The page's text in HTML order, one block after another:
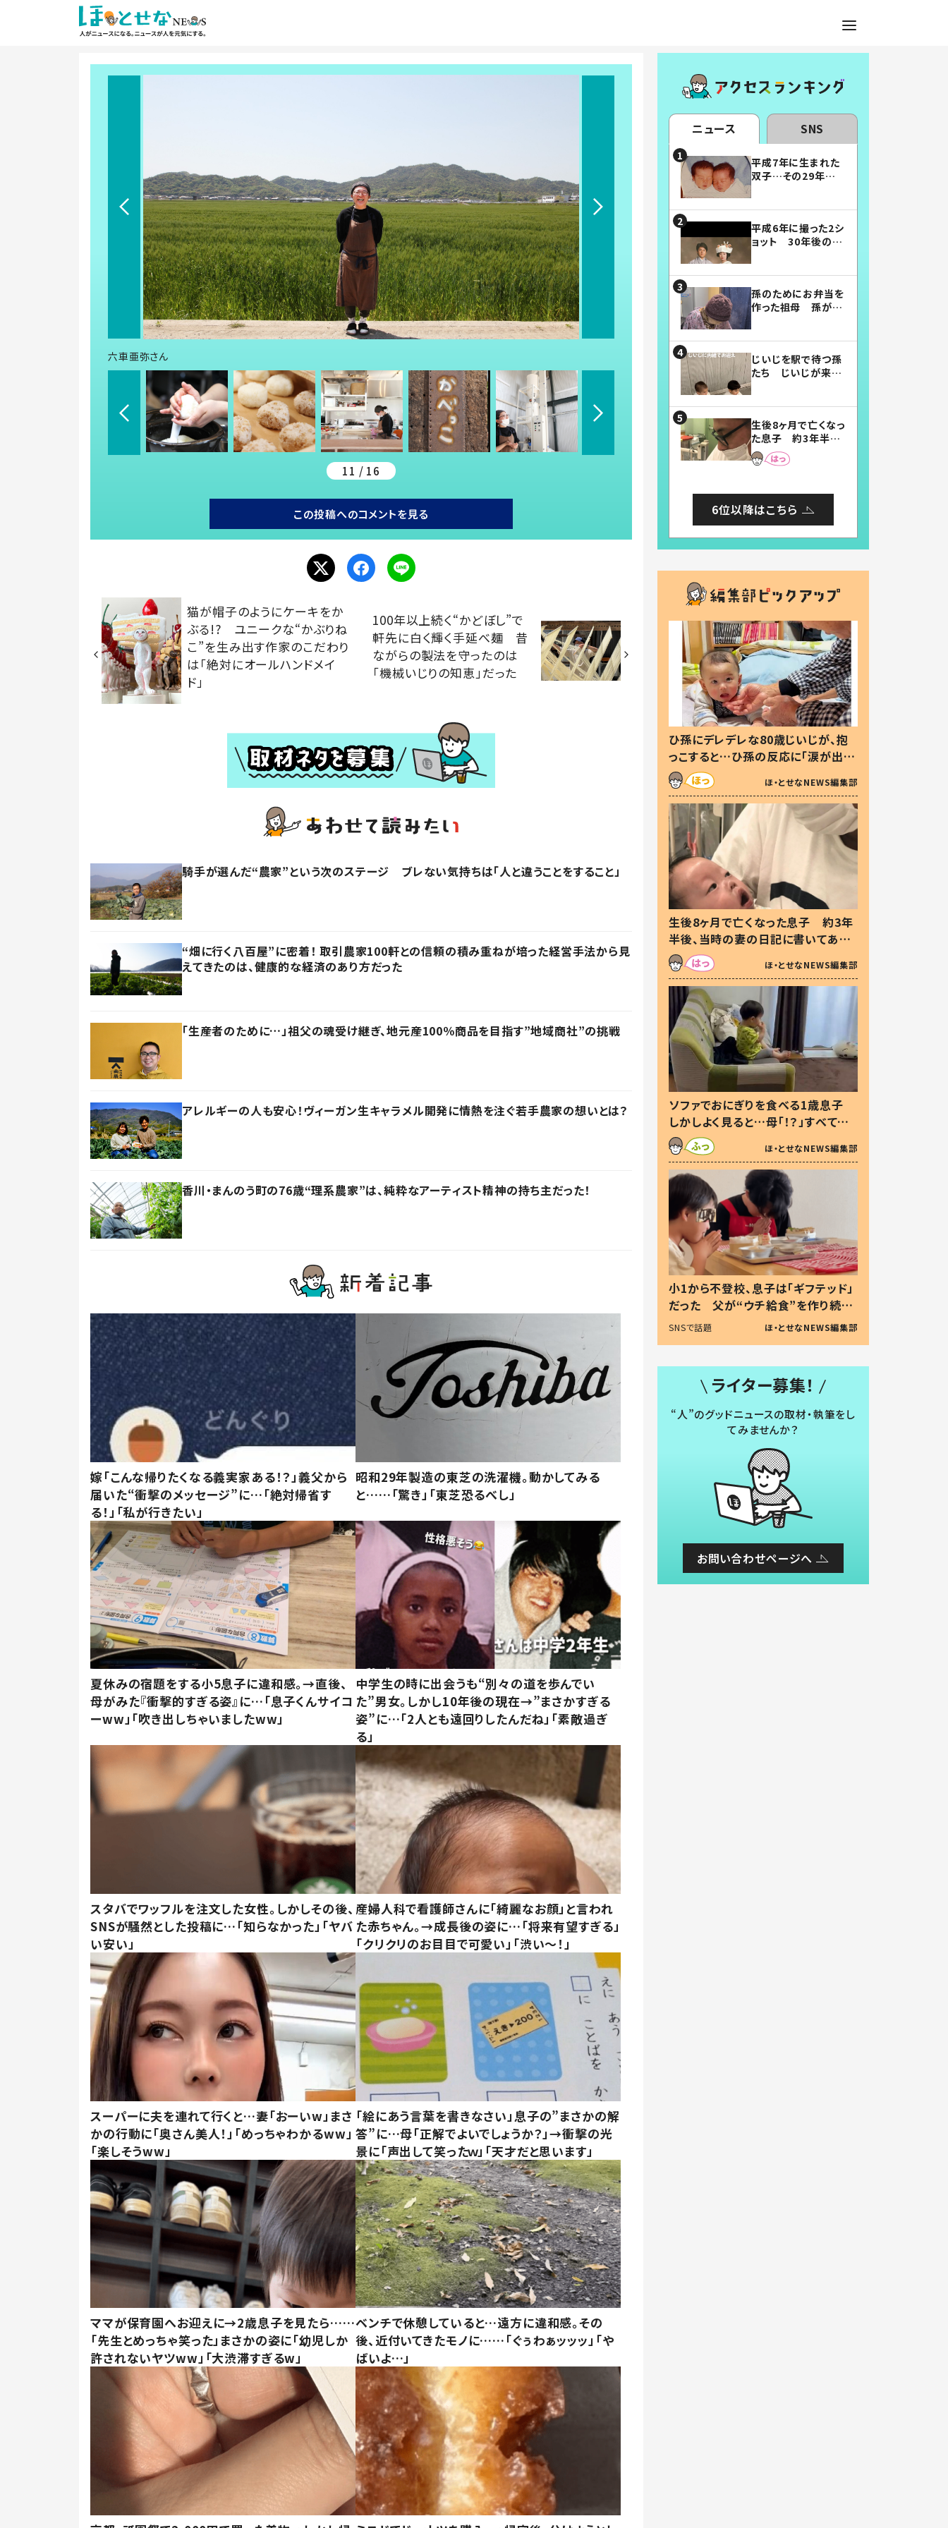
六車亜弥さん
11 / 16
この投稿へのコメントを見る
猫が帽子のようにケーキをか
ぶる!? ユニークな“かぶりね
こ”を生み出す作家のこだわり
は「絶対にオールハンドメイ
ド」
100年以上続く“かどぼし”で
軒先に白く輝く手延べ麺 昔
ながらの製法を守ったのは
「機械いじりの知恵」だった
騎手が選んだ“農家”という次のステージ ブレない気持ちは「人と違うことをすること」
“畑に行く八百屋”に密着！ 取引農家100軒との信頼の積み重ねが培った経営手法から見
えてきたのは、健康的な経済のあり方だった
「生産者のために…」祖父の魂受け継ぎ、地元産100％商品を目指す”地域商社”の挑戦
アレルギーの人も安心！ヴィーガン生キャラメル開発に情熱を注ぐ若手農家の想いとは？
香川・まんのう町の76歳“理系農家”は、純粋なアーティスト精神の持ち主だった！
嫁「こんな帰りたくなる義実家ある！？」義父から
届いた“衝撃のメッセージ”に…「絶対帰省す
る！」「私が行きたい」
昭和29年製造の東芝の洗濯機。動かしてみる
と……「驚き」「東芝恐るべし」
夏休みの宿題をする小5息子に違和感。→直後、
母がみた『衝撃的すぎる姿』に…「息子くんサイコ
ーww」「吹き出しちゃいましたww」
中学生の時に出会うも“別々の道を歩んでい
た”男女。しかし10年後の現在→”まさかすぎる
姿”に…「2人とも遠回りしたんだね」「素敵過ぎ
る」
スタバでワッフルを注文した女性。しかしその後、
SNSが騒然とした投稿に…「知らなかった」「ヤバ
い安い」
産婦人科で看護師さんに「綺麗なお顔」と言われ
た赤ちゃん。→成長後の姿に…「将来有望すぎる」
「クリクリのお目目で可愛い」「渋い～！」
スーパーに夫を連れて行くと…妻「おーいw」まさ
かの行動に「奥さん美人！」「めっちゃわかるww」
「楽しそうww」
「絵にあう言葉を書きなさい」息子の”まさかの解
答”に…母「正解でよいでしょうか？」→衝撃の光
景に「声出して笑ったｗ」「天才だと思います」
ママが保育園へお迎えに→2歳息子を見たら……
「先生とめっちゃ笑った」まさかの姿に「幼児しか
許されないヤツww」「大渋滞すぎるw」
ベンチで休憩していると…遠方に違和感。その
後、近付いてきたモノに……「ぐぅわぁッッッ」「や
ばいよ…」
ニュース SNS
平成7年に生まれた
双子…その29年後
平成6年に撮った2シ
ョット 30年後の姿
孫のためにお弁当を
作った祖母 孫が絶
じいじを駅で待つ孫
たち じいじが来た
まらない」「幸せにな
れる」
生後8ヶ月で亡くなっ
た息子 約3年半
後、当時の妻の日記
に書いてあった本音
6位以降はこちら
ひ孫にデレデレな80歳じいじが、抱
っこすると…ひ孫の反応に「涙が出ま
した」「可愛くて仕方ない」
ほ・とせなNEWS編集部
生後8ヶ月で亡くなった息子 約3年
半後、当時の妻の日記に書いてあっ
た本音とは
ほ・とせなNEWS編集部
ソファでおにぎりを食べる1歳息子
しかしよく見ると…母「！？」すべてを
察した母の投稿に「可愛いから許
す！」「現行犯〜」
ほ・とせなNEWS編集部
小1から不登校、息子は「ギフテッド」
だった 父が“ウチ給食”を作り続け
る理由とは #令和の親 #令和の子
SNSで話題 ほ・とせなNEWS編集部
ライター募集！
“人”のグッドニュースの取材・執筆をし
てみませんか？
お問い合わせページへ